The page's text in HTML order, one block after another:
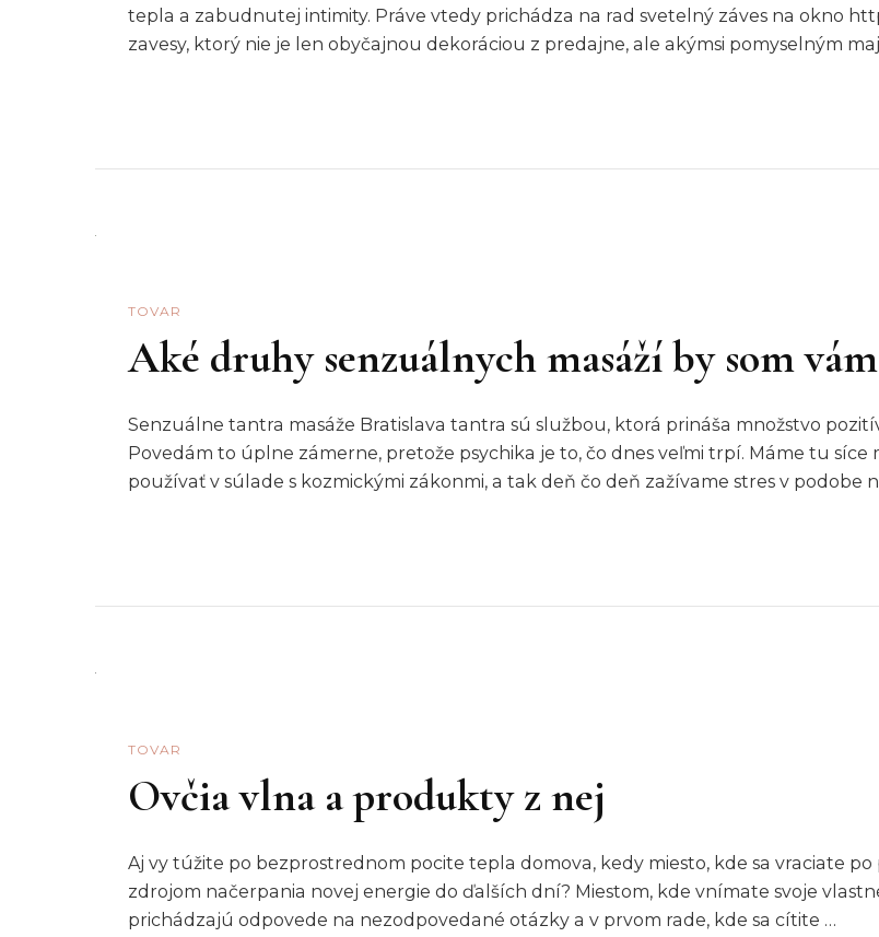
tepla a zabudnutej intimity. Práve vtedy prichádza na rad svetelný záves na okno
zavesy, ktorý nie je len obyčajnou dekoráciou z predajne, ale akýmsi pomyselným
TOVAR
Aké druhy senzuálnych masáží by som
Senzuálne tantra masáže Bratislava tantra sú službou, ktorá prináša množstvo
Povedám to úplne zámerne, pretože psychika je to, čo dnes veľmi trpí. Máme tu
používať v súlade s kozmickými zákonmi, a tak deň čo deň zažívame stres v
TOVAR
Ovčia vlna a produkty z nej
Aj vy túžite po bezprostrednom pocite tepla domova, kedy miesto, kde sa vraciate
zdrojom načerpania novej energie do ďalších dní? Miestom, kde vnímate svoje
prichádzajú odpovede na nezodpovedané otázky a v prvom rade, kde sa cítite …